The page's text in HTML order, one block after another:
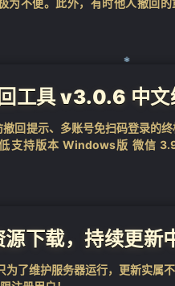
不便。此外，有时他人撤回的
工具 v3.0.6 中文
回提示、多账号免扫码登录的
支持版本 Windows版 微信
下载，持续更新
了维护服务器运行，更新实属